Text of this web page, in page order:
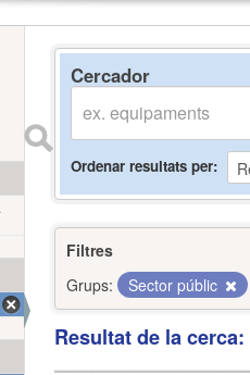
Cercador
Ordenar resultats per
Filtres
Grups:
Sector públic
Resultat de la